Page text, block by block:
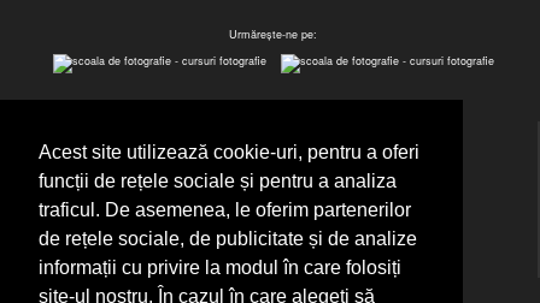
Acest site utilizează cookie-uri, pentru a oferi
funcții de rețele sociale și pentru a analiza
traficul. De asemenea, le oferim partenerilor
de rețele sociale, de publicitate și de analize
informații cu privire la modul în care folosiți
site-ul nostru. În cazul în care alegeți să
Urmărește-ne pe: